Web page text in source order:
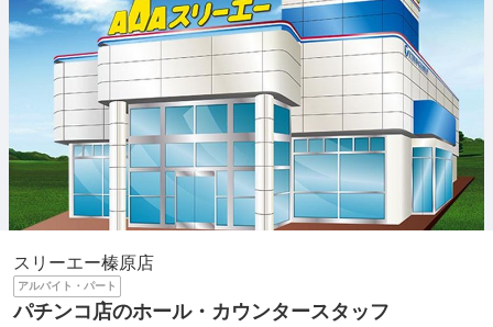
スリーエー榛原店
アルバイト・パート
パチンコ店のホール・カウンタースタッフ